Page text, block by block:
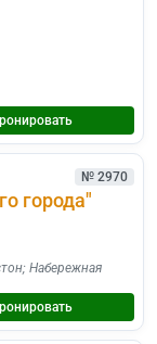
№ 2970
города"
; Набережная